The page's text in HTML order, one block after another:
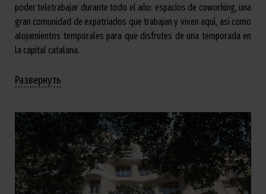
poder teletrabajar durante todo el año: espacios de coworking, una
gran comunidad de expatriados que trabajan y viven aquí, así como
alojamientos temporales para que disfrutes de una temporada en
la capital catalana.
Развернуть